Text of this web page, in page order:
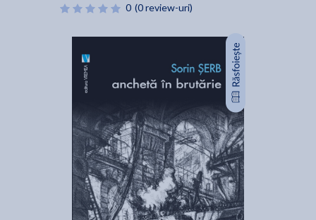
0 (0 review-uri)